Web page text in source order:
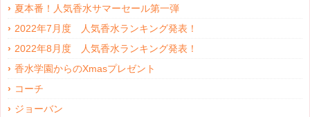
夏本番！人気香水サマーセール第一弾
2022年7月度 人気香水ランキング発表！
2022年8月度 人気香水ランキング発表！
香水学園からのXmasプレゼント
コーチ
ジョーバン